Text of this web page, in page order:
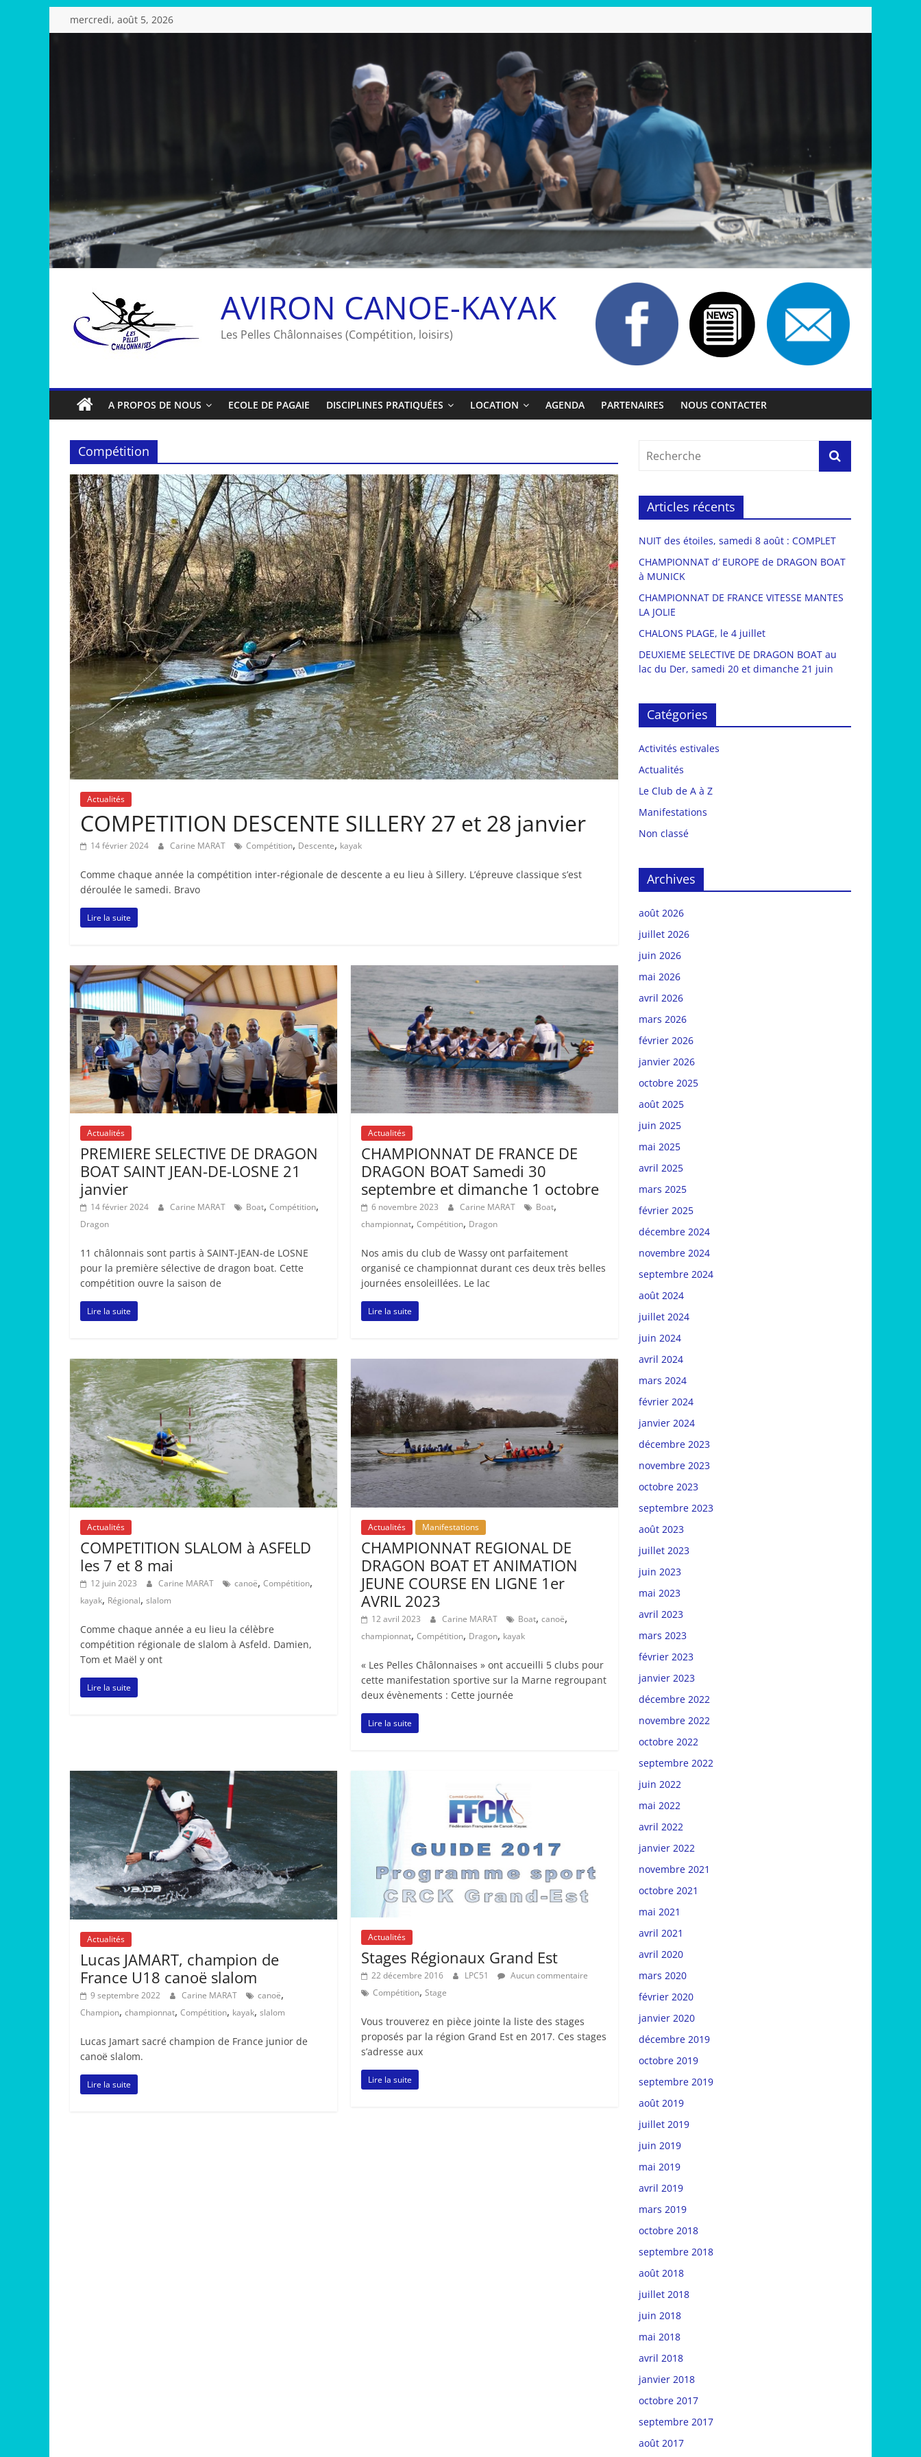
Passer
au
mercredi, août 5, 2026
AVIRON CANOE-KAYAK
Les Pelles Châlonnaises (Compétition, loisirs)
A PROPOS DE NOUS ECOLE DE PAGAIE DISCIPLINES PRATIQUÉES LOCATION AGENDA PARTENAIRES NOUS CONTACTER
Compétition
Actualités
COMPETITION DESCENTE SILLERY 27 et 28 janvier
14 février 2024 Carine MARAT Compétition, Descente, kayak
Comme chaque année la compétition inter-régionale de descente a eu lieu à Sillery. L’épreuve classique s’est
déroulée le samedi. Bravo
Lire la suite
Actualités
PREMIERE SELECTIVE DE DRAGON
BOAT SAINT JEAN-DE-LOSNE 21
janvier
14 février 2024 Carine MARAT Boat, Compétition,
Dragon
11 châlonnais sont partis à SAINT-JEAN-de LOSNE
pour la première sélective de dragon boat. Cette
compétition ouvre la saison de
Lire la suite
Actualités
CHAMPIONNAT DE FRANCE DE
DRAGON BOAT Samedi 30
septembre et dimanche 1 octobre
6 novembre 2023 Carine MARAT Boat,
championnat,Compétition, Dragon
Nos amis du club de Wassy ont parfaitement
organisé ce championnat durant ces deux très belles
journées ensoleillées. Le lac
Lire la suite
Actualités
COMPETITION SLALOM à ASFELD
les 7 et 8 mai
12 juin 2023 Carine MARAT canoë, Compétition,
kayak, Régional, slalom
Comme chaque année a eu lieu la célèbre
compétition régionale de slalom à Asfeld. Damien,
Tom et Maël y ont
Lire la suite
Actualités Manifestations
CHAMPIONNAT REGIONAL DE
DRAGON BOAT ET ANIMATION
JEUNE COURSE EN LIGNE 1er
AVRIL 2023
12 avril 2023 Carine MARAT Boat,canoë,
championnat,Compétition, Dragon, kayak
« Les Pelles Châlonnaises » ont accueilli 5 clubs pour
cette manifestation sportive sur la Marne regroupant
deux évènements : Cette journée
Lire la suite
Actualités
Lucas JAMART, champion de
France U18 canoë slalom
9 septembre 2022 Carine MARAT canoë,
Champion, championnat, Compétition, kayak, slalom
Lucas Jamart sacré champion de France junior de
canoë slalom.
Lire la suite
Actualités
Stages Régionaux Grand Est
22 décembre 2016 LPC51
Aucun commentaire
Compétition,Stage
Vous trouverez en pièce jointe la liste des stages
proposés par la région Grand Est en 2017. Ces stages
s’adresse aux
Lire la suite
Articles récents
NUIT des étoiles, samedi 8 août : COMPLET
CHAMPIONNAT d’ EUROPE de DRAGON BOAT
à MUNICK
CHAMPIONNAT DE FRANCE VITESSE MANTES
LA JOLIE
CHALONS PLAGE, le 4 juillet
DEUXIEME SELECTIVE DE DRAGON BOAT au
lac du Der, samedi 20 et dimanche 21 juin
Catégories
Activités estivales
Actualités
Le Club de A à Z
Manifestations
Non classé
Archives
août 2026
juillet 2026
juin 2026
mai 2026
avril 2026
mars 2026
février 2026
janvier 2026
octobre 2025
août 2025
juin 2025
mai 2025
avril 2025
mars 2025
février 2025
décembre 2024
novembre 2024
septembre 2024
août 2024
juillet 2024
juin 2024
avril 2024
mars 2024
février 2024
janvier 2024
décembre 2023
novembre 2023
octobre 2023
septembre 2023
août 2023
juillet 2023
juin 2023
mai 2023
avril 2023
mars 2023
février 2023
janvier 2023
décembre 2022
novembre 2022
octobre 2022
septembre 2022
juin 2022
mai 2022
avril 2022
janvier 2022
novembre 2021
octobre 2021
mai 2021
avril 2021
avril 2020
mars 2020
février 2020
janvier 2020
décembre 2019
octobre 2019
septembre 2019
août 2019
juillet 2019
juin 2019
mai 2019
avril 2019
mars 2019
octobre 2018
septembre 2018
août 2018
juillet 2018
juin 2018
mai 2018
avril 2018
janvier 2018
octobre 2017
septembre 2017
août 2017